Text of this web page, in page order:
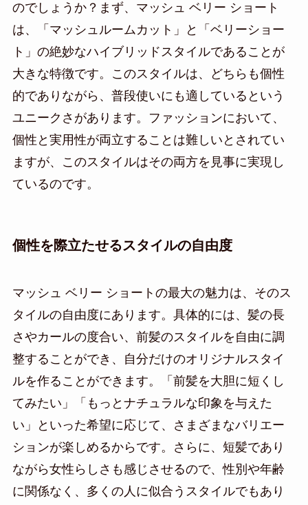
のでしょうか？まず、マッシュ ベリー ショート
は、「マッシュルームカット」と「ベリーショー
ト」の絶妙なハイブリッドスタイルであることが
大きな特徴です。このスタイルは、どちらも個性
的でありながら、普段使いにも適しているという
ユニークさがあります。ファッションにおいて、
個性と実用性が両立することは難しいとされてい
ますが、このスタイルはその両方を見事に実現し
ているのです。
個性を際立たせるスタイルの自由度
マッシュ ベリー ショートの最大の魅力は、そのス
タイルの自由度にあります。具体的には、髪の長
さやカールの度合い、前髪のスタイルを自由に調
整することができ、自分だけのオリジナルスタイ
ルを作ることができます。「前髪を大胆に短くし
てみたい」「もっとナチュラルな印象を与えた
い」といった希望に応じて、さまざまなバリエー
ションが楽しめるからです。さらに、短髪であり
ながら女性らしさも感じさせるので、性別や年齢
に関係なく、多くの人に似合うスタイルでもあり